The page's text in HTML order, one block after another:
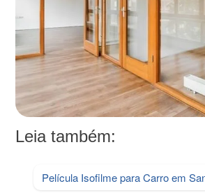
Leia também:
Película Isofilme para Carro em